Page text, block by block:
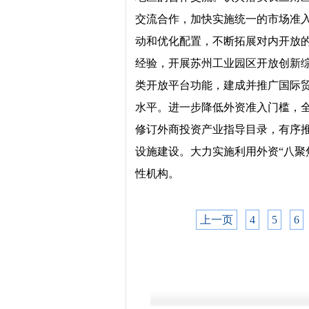
交流合作，加快实施统一的市场准
动和优化配置，不断拓展对内开放
经验，开展苏州工业园区开放创新
类开放平台功能，建成并推广国际
水平。进一步降低外资准入门槛，
修订外商投资产业指导目录，有序
设施建设。大力实施利用外资“八
性机构。
上一页 4 5 6